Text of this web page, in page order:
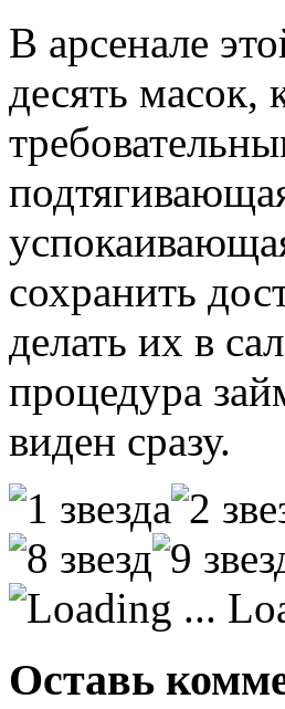
В арсенале
десять масок,
сохранить
делать их в
процедура
виден сразу.
Оставь